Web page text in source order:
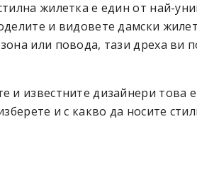
жилетка е един от най-
и видовете дамски
или повода, тази дреха ви
и известните дизайнери това
и с какво да носите